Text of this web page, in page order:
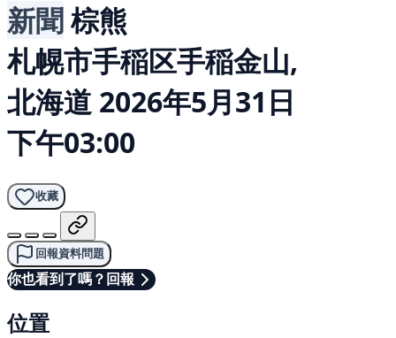
新聞棕熊
札幌市手稲区手稲金山,
北海道 2026年5月31日
下午03:00
收藏
回報資料問題
你也看到了嗎？回報
位置